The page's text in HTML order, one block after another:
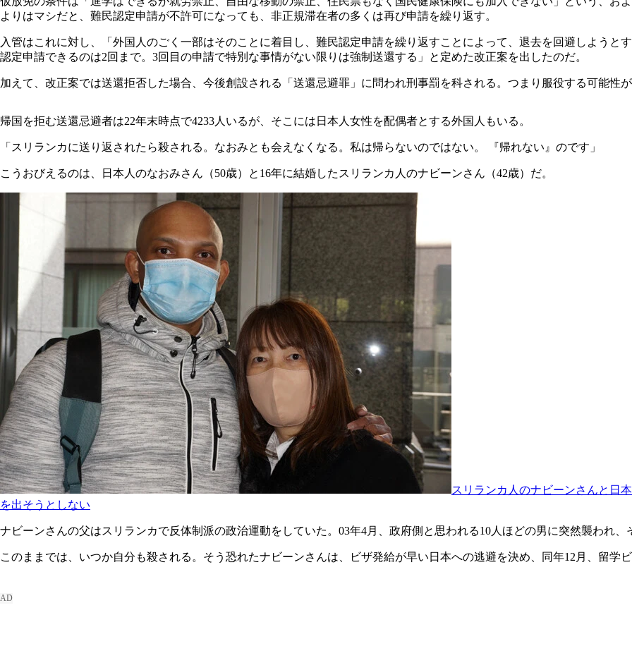
よりはマシだと、難民認定申請が不許可になっても、非正規滞在者の多くは再び申請を繰り返す。
入管はこれに対し、「外国人のごく一部はそのことに着目し、難民認定申請を繰り返すことによって、退去を回避しようと
認定申請できるのは2回まで。3回目の申請で特別な事情がない限りは強制送還する」と定めた改正案を出したのだ。
加えて、改正案では送還拒否した場合、今後創設される「送還忌避罪」に問われ刑事罰を科される。つまり服役する可能性が
帰国を拒む送還忌避者は22年末時点で4233人いるが、そこには日本人女性を配偶者とする外国人もいる。
「スリランカに送り返されたら殺される。なおみとも会えなくなる。私は帰らないのではない。 『帰れない』のです」
こうおびえるのは、日本人のなおみさん（50歳）と16年に結婚したスリランカ人のナビーンさん（42歳）だ。
スリランカ人のナビーンさんと日
を出そうとしない
ナビーンさんの父はスリランカで反体制派の政治運動をしていた。03年4月、政府側と思われる10人ほどの男に突然襲われ
このままでは、いつか自分も殺される。そう恐れたナビーンさんは、ビザ発給が早い日本への逃避を決め、同年12月、留学